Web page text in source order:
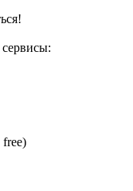
free)